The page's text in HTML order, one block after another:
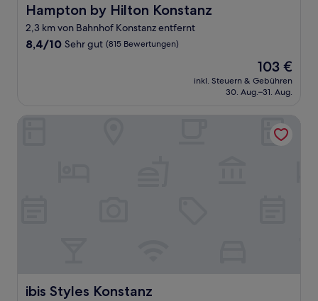
Hampton by Hilton Konstanz
Hampton by Hilton Konstanz
2,3 km von Bahnhof Konstanz entfernt
8.4
Bewertungen)
8,4/10 Sehr gut (815 Bewertungen)
Der
Preis
beträgt
103 €
inkl. Steuern & Gebühren
30. Aug.–31. Aug.
ibis Styles Konstanz
ibis Styles Konstanz